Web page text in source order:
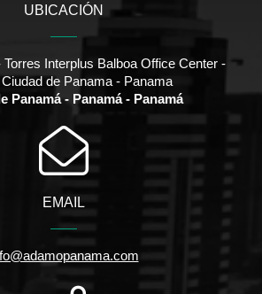
UBICACIÓN
Interplus Balboa Office Center -
de Panama - Panama
Panamá - Panamá - Panamá
EMAIL